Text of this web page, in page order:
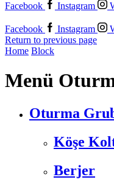
Facebook Instagram
Facebook Instagram
Return to previous page
Home Block
Menü
Oturma
Köşe
Berjer